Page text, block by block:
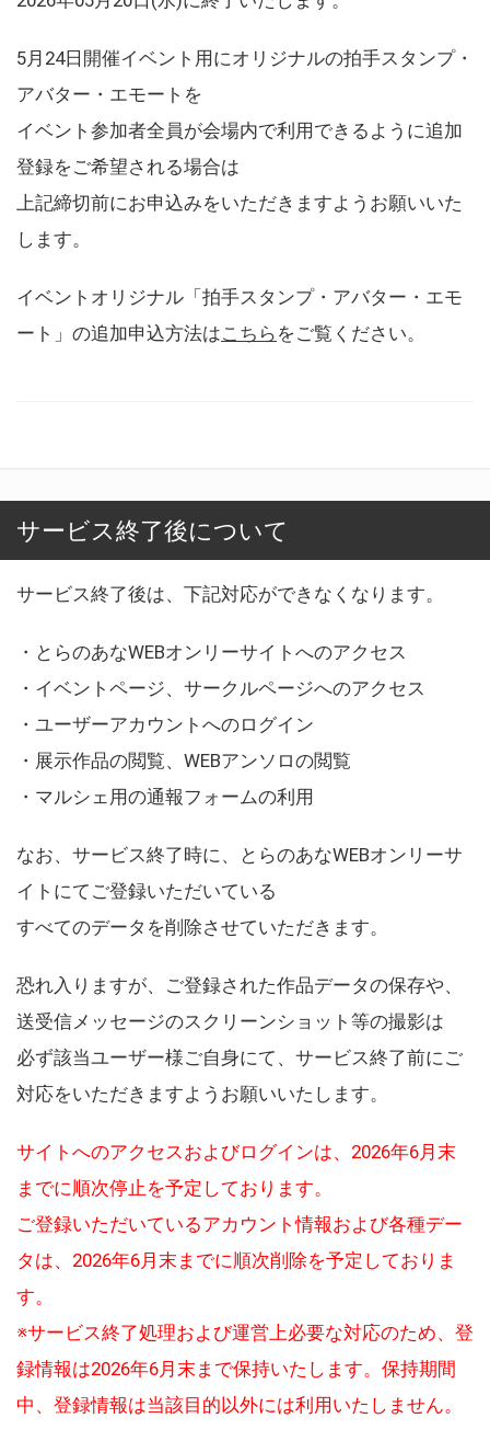
5月24日開催イベント用にオリジナルの拍手スタンプ・
アバター・エモートを
イベント参加者全員が会場内で利用できるように追加
登録をご希望される場合は
上記締切前にお申込みをいただきますようお願いいた
します。
イベントオリジナル「拍手スタンプ・アバター・エモ
ート」の追加申込方法はこちら をご覧ください。
サービス終了後について
サービス終了後は、下記対応ができなくなります。
・とらのあなWEBオンリーサイトへのアクセス
・イベントページ、サークルページへのアクセス
・ユーザーアカウントへのログイン
・展示作品の閲覧、WEBアンソロの閲覧
・マルシェ用の通報フォームの利用
なお、サービス終了時に、とらのあなWEBオンリーサ
イトにてご登録いただいている
すべてのデータを削除させていただきます。
恐れ入りますが、ご登録された作品データの保存や、
送受信メッセージのスクリーンショット等の撮影は
必ず該当ユーザー様ご自身にて、サービス終了前にご
対応をいただきますようお願いいたします。
サイトへのアクセスおよびログインは、2026年6月末
までに順次停止を予定しております。
ご登録いただいているアカウント情報および各種デー
タは、2026年6月末までに順次削除を予定しておりま
す。
※サービス終了処理および運営上必要な対応のため、登
録情報は2026年6月末まで保持いたします。保持期間
中、登録情報は当該目的以外には利用いたしません。